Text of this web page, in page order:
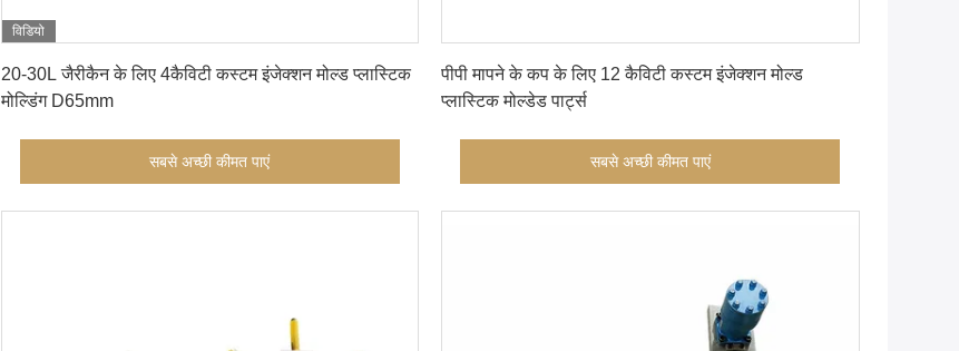
विडियो
20-30L जैरीकैन के लिए 4कैविटी कस्टम इंजेक्शन मोल्ड प्लास्टिक
मोल्डिंग D65mm
सबसे अच्छी कीमत पाएं
पीपी मापने के कप के लिए 12 कैविटी कस्टम इंजेक्शन मोल्ड
प्लास्टिक मोल्डेड पार्ट्स
सबसे अच्छी कीमत पाएं